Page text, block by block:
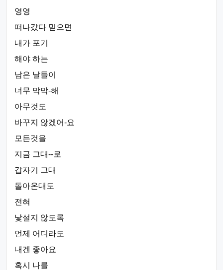
영영
떠나갔다 믿으면
내가 포기
해야 하는
남은 날들이
너무 막막-해
아무것도
바꾸지 않겠어-요
모든것을
지금 그대--로
갑자기 그대
돌아온대도
전혀
낯설지 않도록
언제 어디라도
내겐 좋아요
혹시 나를